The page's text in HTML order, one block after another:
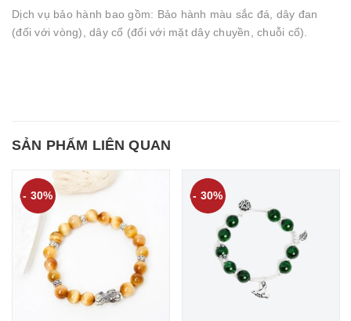
Dịch vụ bảo hành bao gồm: Bảo hành màu sắc đá, dây đan
(đối với vòng), dây cổ (đối với mặt dây chuyền, chuỗi cổ).
SẢN PHẨM LIÊN QUAN
- 50% - 30%